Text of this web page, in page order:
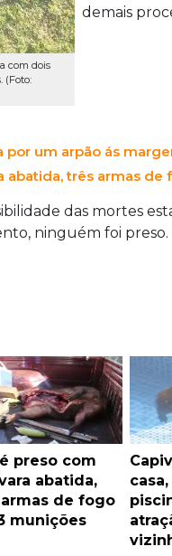
com dois
(Foto:
demais
por um arpão ás
abatida, três armas
das mortes
ninguém foi
é preso com
abatida,
de fogo
munições